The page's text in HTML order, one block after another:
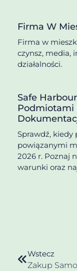
Firma W
Firma w
czynsz, media,
działalności.
Safe
Podmiotami
Sprawdź,
powiązanymi
2026 r. Poznaj
warunki oraz
Wstecz